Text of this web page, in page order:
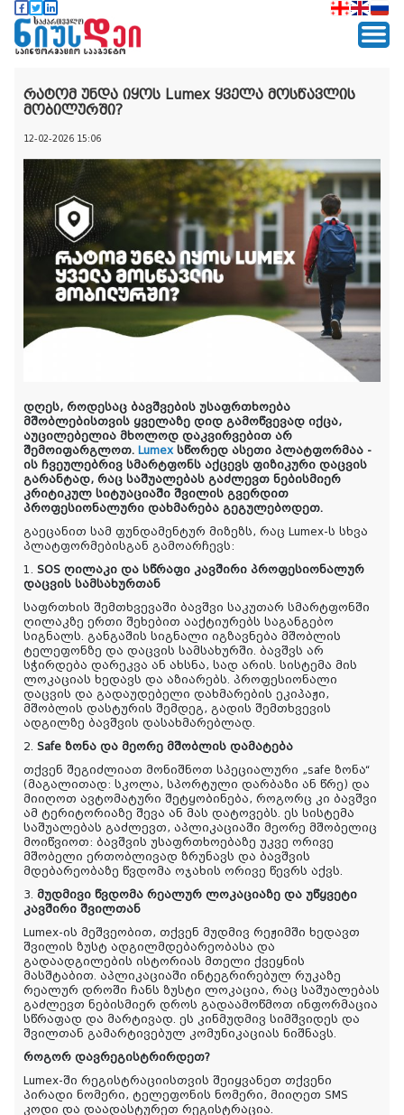
რატომ უნდა იყოს Lumex ყველა მოსწავლის
მობილურში?
12-02-2026 15:06
დღეს, როდესაც ბავშვების უსაფრთხოება
მშობლებისთვის ყველაზე დიდ გამოწვევად იქცა,
აუცილებელია მხოლოდ დაკვირვებით არ
შემოიფარგლოთ. Lumex სწორედ ასეთი პლატფორმაა -
ის ჩვეულებრივ სმარტფონს აქცევს ფიზიკური დაცვის
გარანტად, რაც საშუალებას გაძლევთ ნებისმიერ
კრიტიკულ სიტუაციაში შვილის გვერდით
პროფესიონალური დახმარება გეგულებოდეთ.
გაეცანით სამ ფუნდამენტურ მიზეზს, რაც Lumex-ს სხვა
პლატფორმებისგან გამოარჩევს:
1. SOS ღილაკი და სწრაფი კავშირი პროფესიონალურ
დაცვის სამსახურთან
საფრთხის შემთხვევაში ბავშვი საკუთარ სმარტფონში
ღილაკზე ერთი შეხებით ააქტიურებს საგანგებო
სიგნალს. განგაშის სიგნალი იგზავნება მშობლის
ტელეფონზე და დაცვის სამსახურში. ბავშვს არ
სჭირდება დარეკვა ან ახსნა, სად არის. სისტემა მის
ლოკაციას ხედავს და აზიარებს. პროფესიონალი
დაცვის და გადაუდებელი დახმარების ეკიპაჟი,
მშობლის დასტურის შემდეგ, გადის შემთხვევის
ადგილზე ბავშვის დასახმარებლად.
2. Safe ზონა და მეორე მშობლის დამატება
თქვენ შეგიძლიათ მონიშნოთ სპეციალური „safe ზონა“
(მაგალითად: სკოლა, სპორტული დარბაზი ან წრე) და
მიიღოთ ავტომატური შეტყობინება, როგორც კი ბავშვი
ამ ტერიტორიაზე შევა ან მას დატოვებს. ეს სისტემა
საშუალებას გაძლევთ, აპლიკაციაში მეორე მშობელიც
მოიწვიოთ: ბავშვის უსაფრთხოებაზე უკვე ორივე
მშობელი ერთობლივად ზრუნავს და ბავშვის
მდებარეობაზე წვდომა ოჯახის ორივე წევრს აქვს.
3. მუდმივი წვდომა რეალურ ლოკაციაზე და უწყვეტი
კავშირი შვილთან
Lumex-ის მეშვეობით, თქვენ მუდმივ რეჟიმში ხედავთ
შვილის ზუსტ ადგილმდებარეობასა და
გადაადგილების ისტორიას მთელი ქვეყნის
მასშტაბით. აპლიკაციაში ინტეგრირებულ რუკაზე
რეალურ დროში ჩანს ზუსტი ლოკაცია, რაც საშუალებას
გაძლევთ ნებისმიერ დროს გადაამოწმოთ ინფორმაცია
სწრაფად და მარტივად. ეს კინმუდმივ სიმშვიდეს და
შვილთან გამარტივებულ კომუნიკაციას ნიშნავს.
როგორ დავრეგისტრირდეთ?
Lumex-ში რეგისტრაციისთვის შეიყვანეთ თქვენი
პირადი ნომერი, ტელეფონის ნომერი, მიიღეთ SMS
კოდი და დაადასტურეთ რეგისტრაცია.